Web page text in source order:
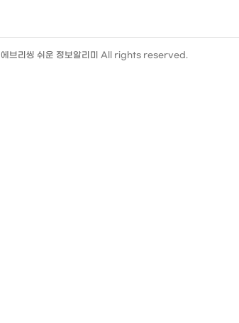
에브리씽 쉬운 정보알리미 All rights reserved.